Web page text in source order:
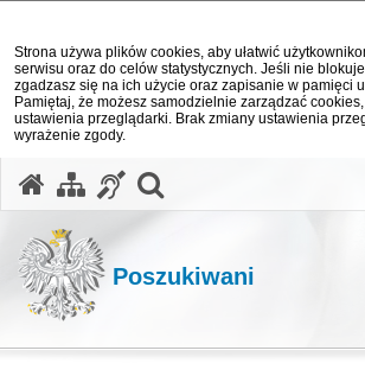
Strona używa plików cookies, aby ułatwić
serwisu oraz do celów statystycznych. Jeśli nie
zgadzasz się na ich użycie oraz zapisanie w pamięci
Pamiętaj, że możesz samodzielnie zarządzać
ustawienia przeglądarki. Brak zmiany ustawienia
wyrażenie zgody.
Poszukiwani